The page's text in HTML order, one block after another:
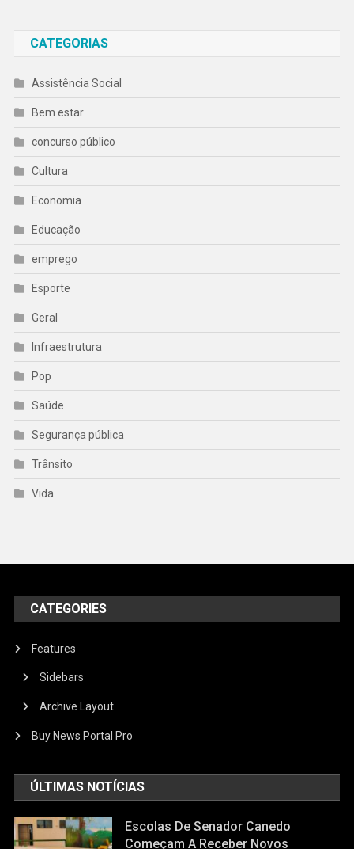
CATEGORIAS
Assistência Social
Bem estar
concurso público
Cultura
Economia
Educação
emprego
Esporte
Geral
Infraestrutura
Pop
Saúde
Segurança pública
Trânsito
Vida
CATEGORIES
Features
Sidebars
Archive Layout
Buy News Portal Pro
ÚLTIMAS NOTÍCIAS
Escolas De Senador Canedo
Começam A Receber Novos